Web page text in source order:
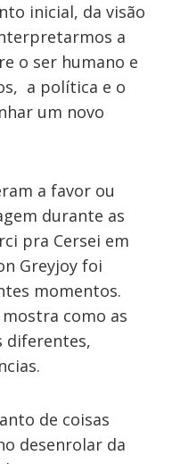
inicial, da visão
a
o ser humano e
a política e o
um novo
a favor ou
durante as
pra Cersei em
Greyjoy foi
momentos.
como as
diferentes,
de coisas
desenrolar da